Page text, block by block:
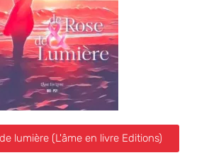
lumière (L'âme en livre Editions)